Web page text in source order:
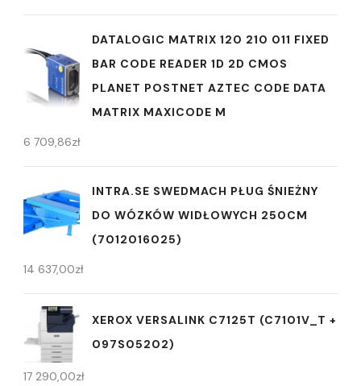
DATALOGIC MATRIX 120 210 011 FIXED
BAR CODE READER 1D 2D CMOS
PLANET POSTNET AZTEC CODE DATA
MATRIX MAXICODE M
6 709,86zł
INTRA.SE SWEDMACH PŁUG ŚNIEŻNY
DO WÓZKÓW WIDŁOWYCH 250CM
(7012016025)
14 637,00zł
XEROX VERSALINK C7125T (C7101V_T +
097S05202)
17 290,00zł